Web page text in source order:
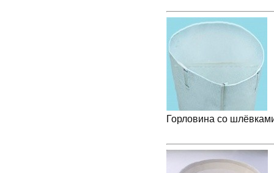
Горловина со